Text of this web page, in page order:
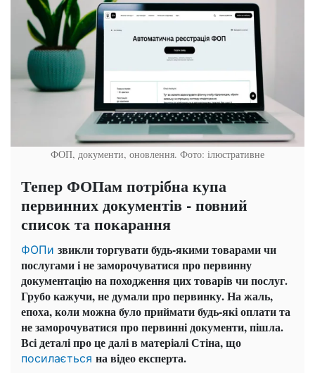
ФОП, документи, оновлення. Фото: ілюстративне
Тепер ФОПам потрібна купа
первинних документів - повний
список та покарання
ФОПи звикли торгувати будь-якими товарами чи
послугами і не заморочуватися про первинну
документацію на походження цих товарів чи послуг.
Грубо кажучи, не думали про первинку.На жаль,
епоха, коли можна було приймати будь-які оплати та
не заморочуватися про первинні документи, пішла.
Всі деталі про це далі в матеріалі Стіна, що
посилається на відео експерта.